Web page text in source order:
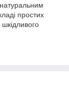
простих
шкідливого